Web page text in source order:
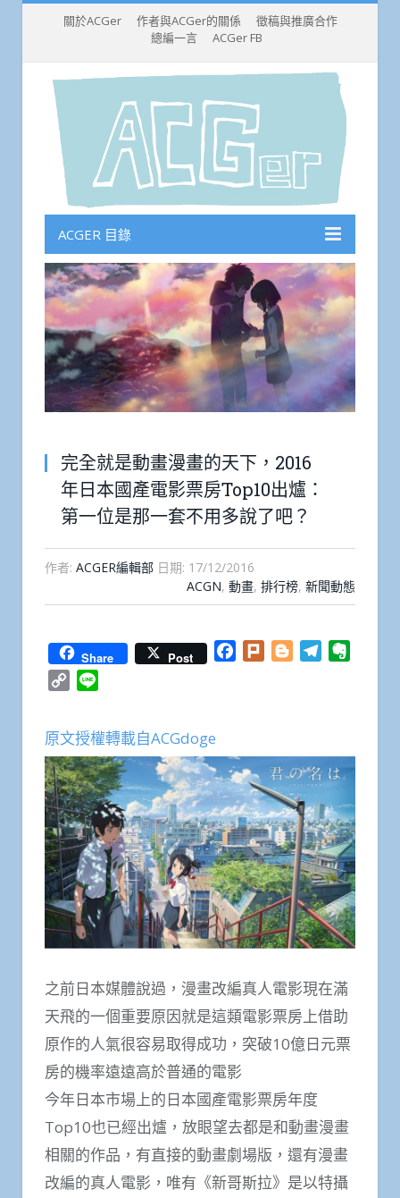
關於ACGer 作者與ACGer的關係
徵稿與推廣合作
總編一言
ACGer FB
ACGER 目錄
完全就是動畫漫畫的天下，2016
年日本國產電影票房Top10出爐：
第一位是那一套不用多說了吧？
作者: ACGER編輯部 日期: 17/12/2016
ACGN, 動畫, 排行榜, 新聞動態
Share Post Facebook
Plurk BloggerTelegram
Copy
原文授權轉載自ACGdoge
之前日本媒體說過，漫畫改編真人電影現在滿
天飛的一個重要原因就是這類電影票房上借助
原作的人氣很容易取得成功，突破10億日元票
房的機率遠遠高於普通的電影
今年日本市場上的日本國產電影票房年度
Top10也已經出爐，放眼望去都是和動畫漫畫
相關的作品，有直接的動畫劇場版，還有漫畫
改編的真人電影，唯有《新哥斯拉》是以特攝